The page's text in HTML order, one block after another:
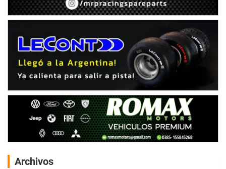
Archivos